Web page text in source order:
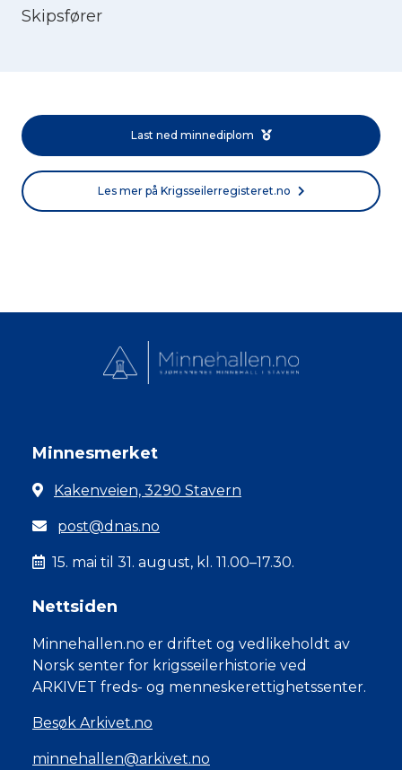
Skipsfører
Last ned minnediplom
Les mer på Krigsseilerregisteret.no
Minnesmerket
Kakenveien, 3290 Stavern
post@dnas.no
15. mai til 31. august, kl. 11.00–17.30.
Nettsiden
Minnehallen.no er driftet og vedlikeholdt av
Norsk senter for krigsseilerhistorie ved
ARKIVET freds- og menneskerettighetssenter.
Besøk Arkivet.no
minnehallen@arkivet.no